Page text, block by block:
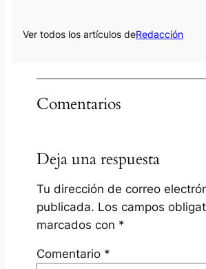
Ver todos los artículos deRedacción
Comentarios
Deja una respuesta
Tu dirección de correo
publicada. Los campos
marcados con *
Comentario *